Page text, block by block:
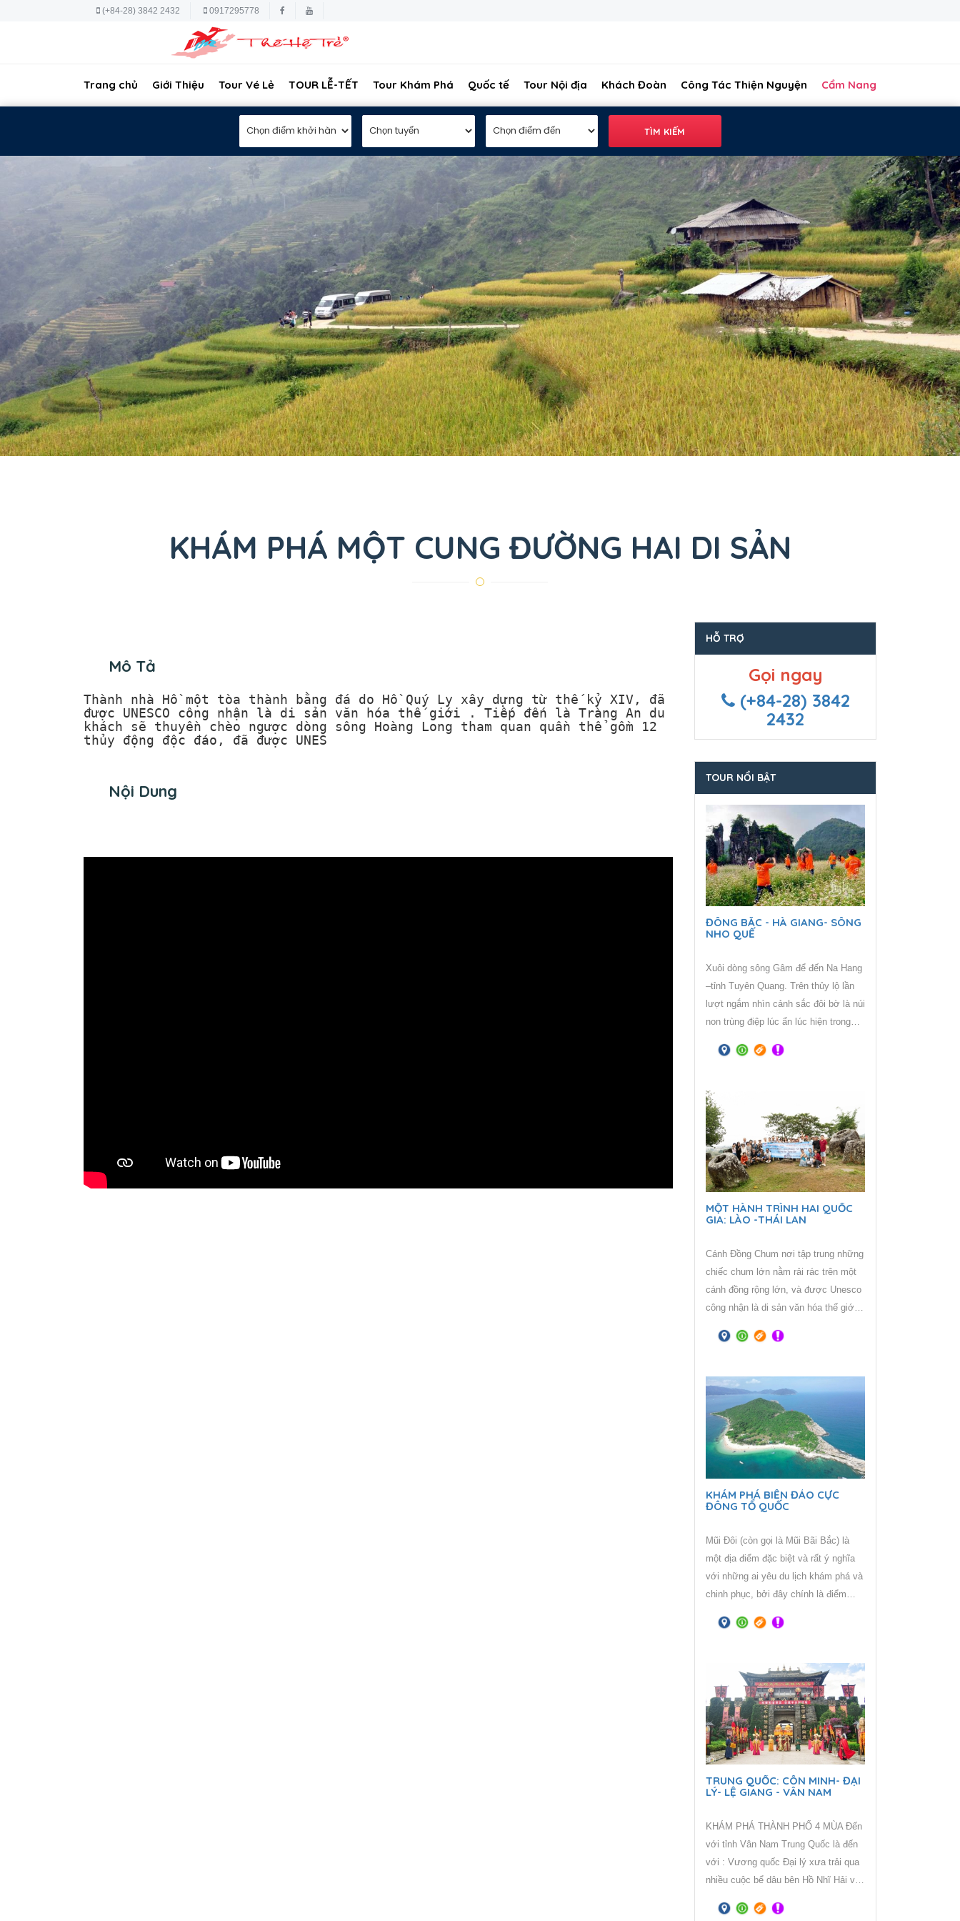
(+84-28) 3842 2432 0917295778
Trang chủ Giới Thiệu Tour Vé Lẻ TOUR LỄ-TẾT Tour Khám Phá Quốc tế Tour Nội địa Khách Đoàn Công Tác Thiện Nguyện Cẩm Nang
KHÁM PHÁ MỘT CUNG ĐƯỜNG HAI DI SẢN
Mô Tả
Thành nhà Hồ một tòa thành bằng đá do Hồ Quý Ly xây dựng từ thế kỷ XIV, đã
được UNESCO công nhận là di sản văn hóa thế giới . Tiếp đến là Tràng An du
khách sẽ thuyền chèo ngược dòng sông Hoàng Long tham quan quần thể gồm 12
thủy động độc đáo, đã được UNES
Nội Dung
HỖ TRỢ
Gọi ngay
(+84-28) 3842
2432
TOUR NỔI BẬT
ĐÔNG BẮC - HÀ GIANG- SÔNG
NHO QUẾ
Xuôi dòng sông Gâm để đến Na Hang
–tỉnh Tuyên Quang. Trên thủy lộ lần
lượt ngắm nhìn cảnh sắc đôi bờ là núi
non trùng điệp lúc ẩn lúc hiện trong
đẹp tựa truyện cổ tích Na Hang nơi
trời, sông nước ... là thắng cảnh hiếm
nơi nào có.
MỘT HÀNH TRÌNH HAI QUỐC
GIA: LÀO -THÁI LAN
Cánh Đồng Chum nơi tập trung những
chiếc chum lớn nằm rải rác trên một
cánh đồng rộng lớn, và được Unesco
công nhận là di sản văn hóa thế giới
VÀNG” – là một vùng đất khét tiếng
vẫn là địa danh rất được xem là mảnh
đất đầy bí ẩn. Tam giác Vàng trên
thực tế có diện tích bằng một nửa so
với miền Bắc Việt Nam, trải dài từ
tỉnh Mong Hpayak của Myanmar, sang
Chiang Rai của Thái Lan và
KHÁM PHÁ BIỂN ĐẢO CỰC
ĐÔNG TỔ QUỐC
Mũi Đôi (còn gọi là Mũi Bãi Bắc) là
một địa điểm đặc biệt và rất ý nghĩa
với những ai yêu du lịch khám phá và
chinh phục, bởi đây chính là điểm
Việt Nam – nơi đón ánh bình minh
TRUNG QUỐC: CÔN MINH- ĐẠI
LÝ- LỆ GIANG - VÂN NAM
KHÁM PHÁ THÀNH PHỐ 4 MÙA Đến
với tỉnh Vân Nam Trung Quốc là đến
với : Vương quốc Đại lý xưa trải qua
nhiều cuộc bể dâu bên Hồ Nhĩ Hải và
tồn tại ngôi thành cổ và Chùa Sùng